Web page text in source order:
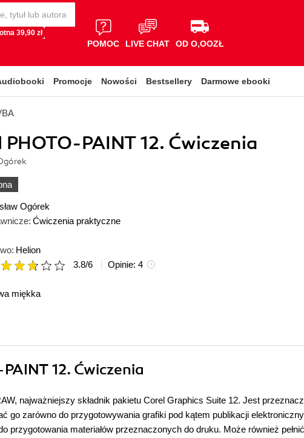
39,90 zł
POMOC LIVE CHAT OD O,OOZŁ
Promocje Nowości Bestsellery Darmowe ebooki
PHOTO-PAINT 12. Ćwiczenia
Ogórek
Ćwiczenia praktyczne
Helion
3.8/6 Opinie: 4
miękka
12. Ćwiczenia
najważniejszy składnik pakietu Corel Graphics Suite 12. Jest
go zarówno do przygotowywania grafiki pod kątem publikacji
przygotowania materiałów przeznaczonych do druku. Może również